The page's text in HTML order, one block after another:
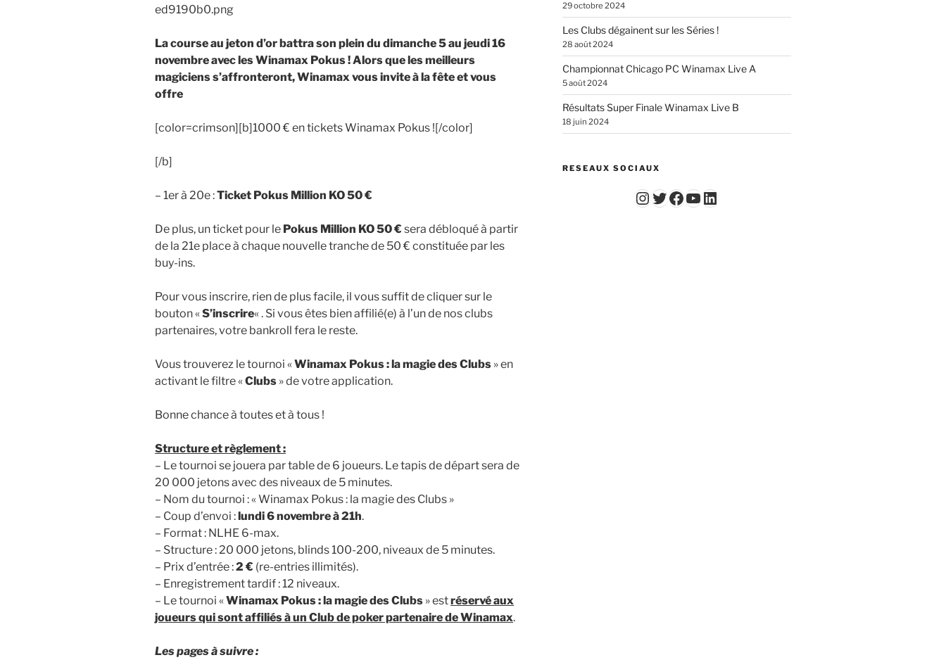
La course au jeton d’or battra son plein du dimanche 5 au jeudi 16
novembre avec les Winamax Pokus ! Alors que les meilleurs
magiciens s’affronteront, Winamax vous invite à la fête et vous
offre
[color=crimson][b]1000 € en tickets Winamax Pokus ![/color]
[/b]
– 1er à 20e :Ticket Pokus Million KO 50 €
De plus, un ticket pour le Pokus Million KO 50 € sera débloqué à partir
de la 21e place à chaque nouvelle tranche de 50 € constituée par les
buy-ins.
Pour vous inscrire, rien de plus facile, il vous suffit de cliquer sur le
bouton «S’inscrire« . Si vous êtes bien affilié(e) à l’un de nos clubs
partenaires, votre bankroll fera le reste.
Vous trouverez le tournoi «Winamax Pokus : la magie des Clubs » en
activant le filtre «Clubs » de votre application.
Bonne chance à toutes et à tous !
Structure et règlement :
– Le tournoi se jouera par table de 6 joueurs. Le tapis de départ sera de
20 000 jetons avec des niveaux de 5 minutes.
– Nom du tournoi : « Winamax Pokus : la magie des Clubs »
– Coup d’envoi : lundi 6 novembre à 21h.
– Format : NLHE 6-max.
– Structure : 20 000 jetons, blinds 100-200, niveaux de 5 minutes.
– Prix d’entrée :2 € (re-entries illimités).
– Enregistrement tardif : 12 niveaux.
– Le tournoi «Winamax Pokus : la magie des Clubs » estréservé aux
joueurs qui sont affiliés à un Club de poker partenaire de Winamax.
Les pages à suivre :
29 octobre 2024
Les Clubs dégainent sur les Séries !
28 août 2024
Championnat Chicago PC Winamax Live A
5 août 2024
Résultats Super Finale Winamax Live B
18 juin 2024
RESEAUX SOCIAUX
Instagram
Twitter
Facebook
YouTube - Vidéos du Chicago Poker ClubLinkedIn